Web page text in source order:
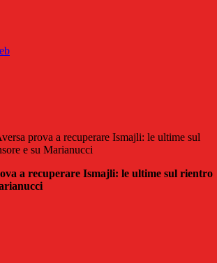
prova a recuperare Ismajli: le ultime sul
e su Marianucci
a recuperare Ismajli: le ultime sul rientro